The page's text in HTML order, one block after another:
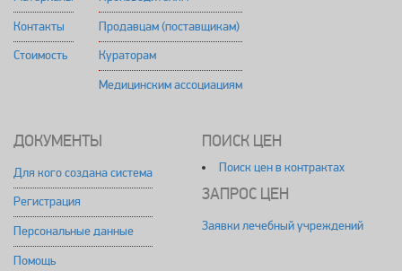
Контакты
Стоимость
Продавцам (поставщикам)
Кураторам
Медицинским ассоциациям
ДОКУМЕНТЫ
Для кого создана система
Регистрация
Персональные данные
Помощь
ПОИСК ЦЕН
Поиск цен в контрактах
ЗАПРОС ЦЕН
Заявки лечебный учреждений